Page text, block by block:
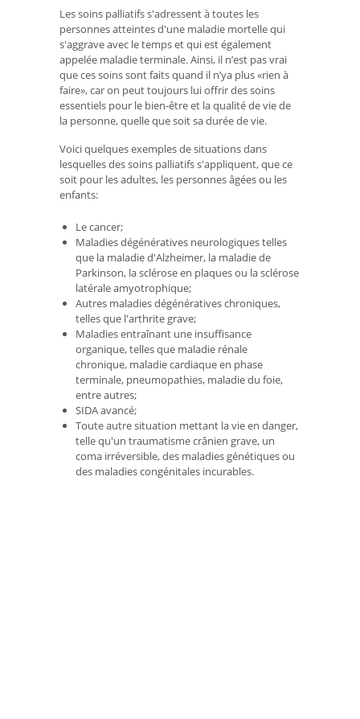
Les soins palliatifs s'adressent à toutes les
personnes atteintes d'une maladie mortelle qui
s'aggrave avec le temps et qui est également
appelée maladie terminale. Ainsi, il n’est pas vrai
que ces soins sont faits quand il n’ya plus «rien à
faire», car on peut toujours lui offrir des soins
essentiels pour le bien-être et la qualité de vie de
la personne, quelle que soit sa durée de vie.
Voici quelques exemples de situations dans
lesquelles des soins palliatifs s'appliquent, que ce
soit pour les adultes, les personnes âgées ou les
enfants:
Le cancer;
Maladies dégénératives neurologiques telles
que la maladie d'Alzheimer, la maladie de
Parkinson, la sclérose en plaques ou la sclérose
latérale amyotrophique;
Autres maladies dégénératives chroniques,
telles que l'arthrite grave;
Maladies entraînant une insuffisance
organique, telles que maladie rénale
chronique, maladie cardiaque en phase
terminale, pneumopathies, maladie du foie,
entre autres;
SIDA avancé;
Toute autre situation mettant la vie en danger,
telle qu'un traumatisme crânien grave, un
coma irréversible, des maladies génétiques ou
des maladies congénitales incurables.